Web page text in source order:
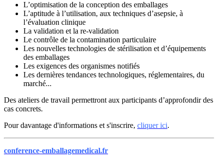
L’optimisation de la conception des emballages
L’aptitude à l’utilisation, aux techniques d’asepsie, à
l’évaluation clinique
La validation et la re-validation
Le contrôle de la contamination particulaire
Les nouvelles technologies de stérilisation et d’équipements
des emballages
Les exigences des organismes notifiés
Les dernières tendances technologiques, réglementaires, du
marché...
Des ateliers de travail permettront aux participants d’approfondir des
cas concrets.
Pour davantage d'informations et s'inscrire, cliquer ici.
conference-emballagemedical.fr